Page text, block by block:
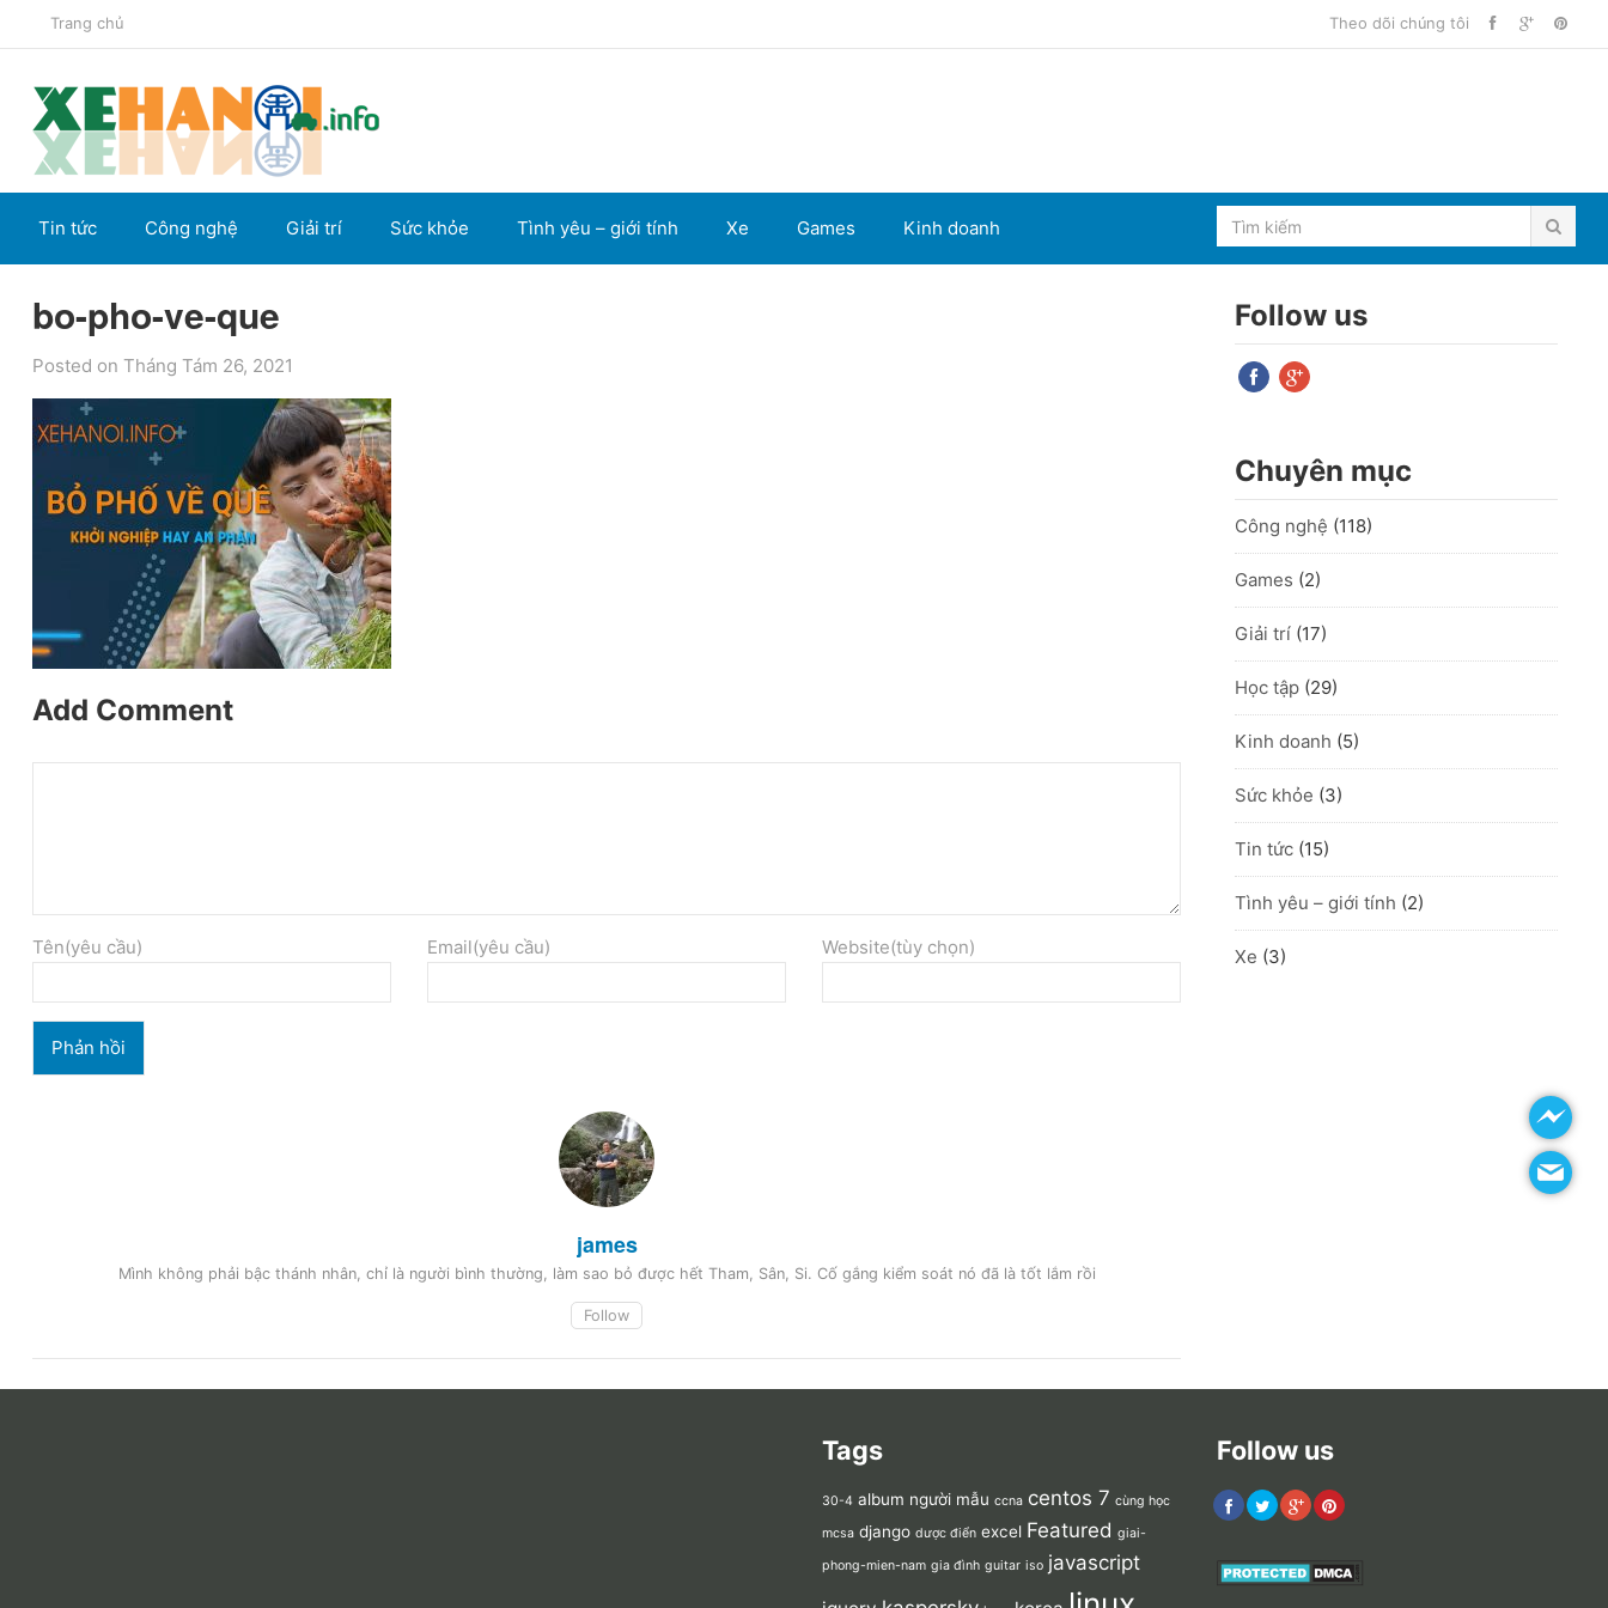
Trang chủ Theo dõi chúng tôi
Tin tức Công nghệ Giải trí Sức khỏe Tình yêu – giới tính Xe Games Kinh doanh
bo-pho-ve-que
Posted on Tháng Tám 26, 2021
Add Comment
Tên(yêu cầu) Email(yêu cầu) Website(tùy chọn)
james
Mình không phải bậc thánh nhân, chỉ là người bình thường, làm sao bỏ được hết Tham, Sân, Si. Cố gắng kiểm soát nó đã là tốt lắm rồi
Follow
Follow us
Chuyên mục
Công nghệ (118)
Games (2)
Giải trí (17)
Học tập (29)
Kinh doanh (5)
Sức khỏe (3)
Tin tức (15)
Tình yêu – giới tính (2)
Xe (3)
Tags
30-4 album người mẫu ccna centos 7 cùng học
mcsa django dược điển excel Featured giai-
phong-mien-nam gia đình guitar iso javascript
Follow us